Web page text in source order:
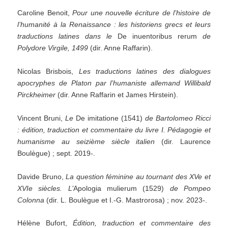
Caroline Benoit,Pour une nouvelle écriture de l’histoire de
l’humanité à la Renaissance : les historiens grecs et leurs
traductions latines dans le De inuentoribus rerum de
Polydore Virgile, 1499 (dir. Anne Raffarin).
Nicolas Brisbois, Les traductions latines des dialogues
apocryphes de Platon par l’humaniste allemand Willibald
Pirckheimer (dir. Anne Raffarin et James Hirstein).
Vincent Bruni,Le De imitatione (1541) de Bartolomeo Ricci
: édition, traduction et commentaire du livre I. Pédagogie et
humanisme au seizième siècle italien (dir. Laurence
Boulègue) ; sept. 2019-.
Davide Bruno, La question féminine au tournant des XVe et
XVIe siècles.
L’Apologia mulierum (1529) de Pompeo
Colonna (dir. L. Boulègue et I.-G. Mastrorosa) ; nov. 2023-.
Hélène Bufort, Édition, traduction et commentaire des